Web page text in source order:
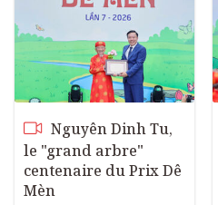
Nguyên Dinh Tu,
le "grand arbre"
centenaire du Prix Dê
Mèn